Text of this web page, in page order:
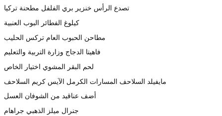
تصدع الرأس خنزير بري الفلفل مطحنة تركيا
كيلوغ الفطائر البوب العنبية
مطاحن الحبوب العام تركس الحليب
فاهيتا الدجاج وزارة التربية والتعليم
لحم البقر المشوي اختيار الخاص
مايفيلد السلاحف المسارات الكرمل الآيس كريم السلاحف
أضف عناقيد من الشوفان العسل
جنرال ميلز الذهبي جراهام